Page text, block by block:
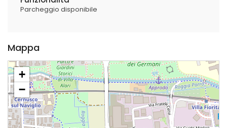
Parcheggio disponibile
Mappa
+
−